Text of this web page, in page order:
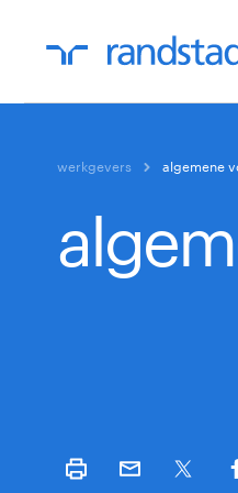
werkgevers algemene